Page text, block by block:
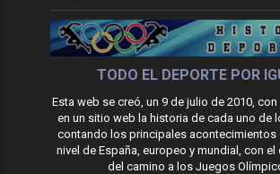
TODO EL DEPORTE POR
Esta web se creó, un 9 de julio de 2010,
en un sitio web la historia de cada uno de
contando los principales acontecimientos
nivel de España, europeo y mundial, con
del camino a los Juegos